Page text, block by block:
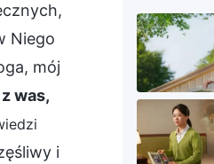
Niego
mój
was,
i